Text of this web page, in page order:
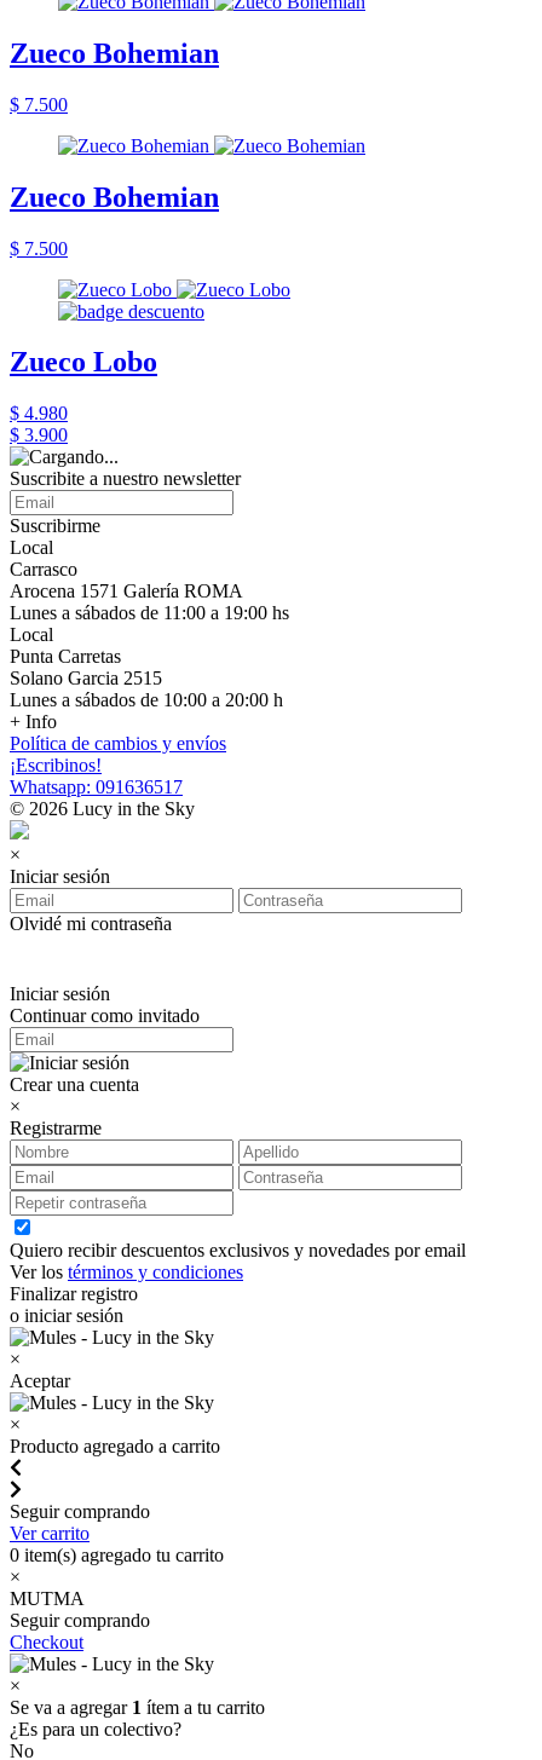
Zueco Bohemian
$ 7.500
Zueco Bohemian
$ 7.500
Zueco Lobo
$ 4.980
$ 3.900
Suscribite a nuestro newsletter
Suscribirme
Local
Carrasco
Arocena 1571 Galería ROMA
Lunes a sábados de 11:00 a 19:00 hs
Local
Punta Carretas
Solano Garcia 2515
Lunes a sábados de 10:00 a 20:00 h
+ Info
Política de cambios y envíos
¡Escribinos!
Whatsapp: 091636517
© 2026 Lucy in the Sky
×
Iniciar sesión
Olvidé mi contraseña
Iniciar sesión
Continuar como invitado
Crear una cuenta
×
Registrarme
Quiero recibir descuentos exclusivos y novedades por email
Ver los términos y condiciones
Finalizar registro
o iniciar sesión
×
Aceptar
×
Producto agregado a carrito
Seguir comprando
Ver carrito
0 item(s) agregado tu carrito
×
MUTMA
Seguir comprando
Checkout
×
Se va a agregar 1 ítem a tu carrito
¿Es para un colectivo?
No